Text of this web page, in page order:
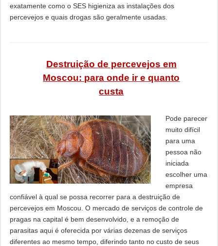
exatamente como o SES higieniza as instalações dos
percevejos e quais drogas são geralmente usadas.
Destruição de percevejos em
Moscou: para onde ir e quanto
custa
Pode parecer
muito difícil
para uma
pessoa não
iniciada
escolher uma
empresa
confiável à qual se possa recorrer para a destruição de
percevejos em Moscou. O mercado de serviços de controle de
pragas na capital é bem desenvolvido, e a remoção de
parasitas aqui é oferecida por várias dezenas de serviços
diferentes ao mesmo tempo, diferindo tanto no custo de seus